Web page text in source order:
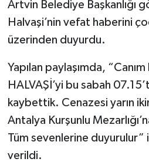
Artvin Belediye Başkanlığı
Halvaşi’nin vefat haberini
üzerinden duyurdu.
Yapılan paylaşımda,
HALVAŞİ’yi bu sabah
kaybettik. Cenazesi yarın
Antalya Kurşunlu
Tüm sevenlerine
verildi.